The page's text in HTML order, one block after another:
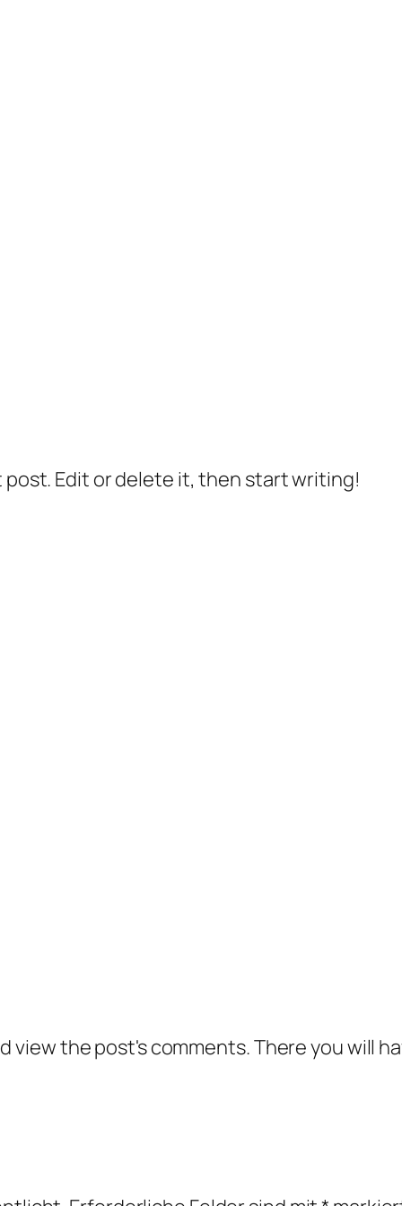
post. Edit or delete it, then start writing!
view the post's comments. There you will